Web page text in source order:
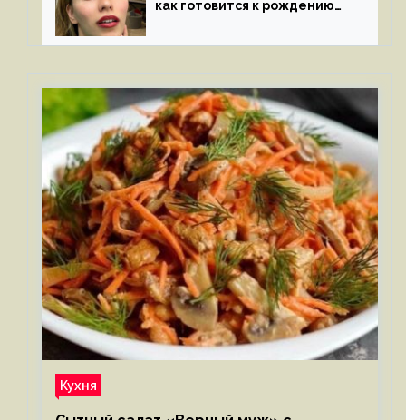
как готовится к рождению
Кухня